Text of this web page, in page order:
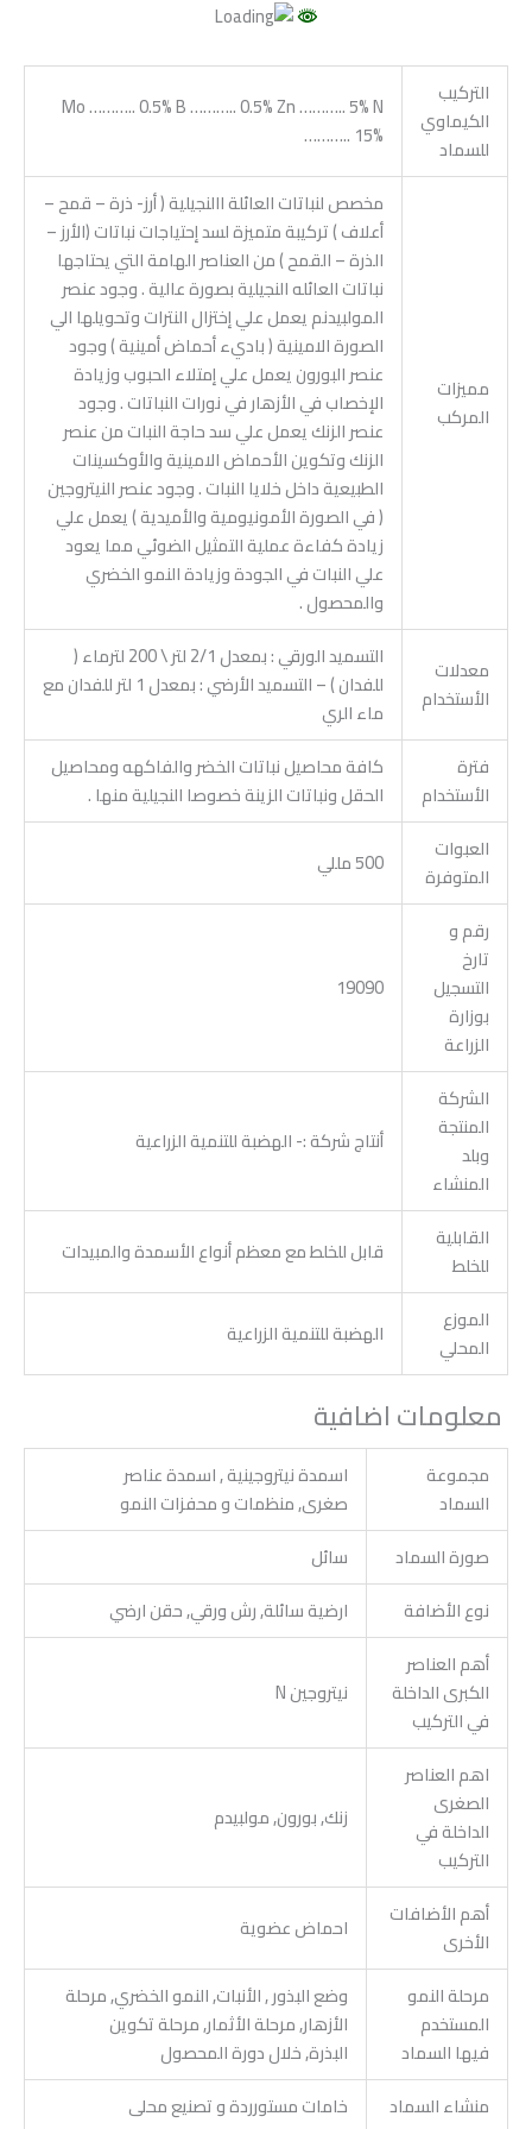
التركيب
الكيماوي
للسماد
Mo ……….. 0.5% B ……….. 0.5% Zn ……….. 5% N
……….. 15%
مميزات
المركب
مخصص لنباتات العائلة االنجيلية ( أرز- ذرة – قمح –
أعلاف ) تركيبة متميزة لسد إحتياجات نباتات (الأرز –
الذرة – القمح ) من العناصر الهامة التي يحتاجها
نباتات العائله النجيلية بصورة عالية . وجود عنصر
المولبيدنم يعمل علي إختزال النترات وتحويلها الي
الصورة الامينية ( باديء أحماض أمينية ) وجود
عنصر البورون يعمل علي إمتلاء الحبوب وزيادة
الإخصاب في الأزهار في نورات النباتات . وجود
عنصر الزنك يعمل علي سد حاجة النبات من عنصر
الزنك وتكوين الأحماض الامينية والأوكسينات
الطبيعية داخل خلايا النبات . وجود عنصر النيتروجين
( في الصورة الأمونيومية والأميدية ) يعمل علي
زيادة كفاءة عملية التمثيل الضوئي مما يعود
علي النبات في الجودة وزيادة النمو الخضري
والمحصول .
معدلات
الأستخدام
التسميد الورقي : بمعدل 2/1 لتر \ 200 لترماء (
للفدان ) – التسميد الأرضي : بمعدل 1 لتر للفدان مع
ماء الري
فترة
الأستخدام
كافة محاصيل نباتات الخضر والفاكهه ومحاصيل
الحقل ونباتات الزينة خصوصا النجيلية منها .
العبوات
المتوفرة
500 مللي
رقم و
تارخ
التسجيل
بوزارة
الزراعة
19090
الشركة
المنتجة
وبلد
المنشاء
أنتاج شركة :- الهضبة للتنمية الزراعية
القابلية
للخلط
قابل للخلط مع معظم أنواع الأسمدة والمبيدات
الموزع
المحلي
الهضبة للتنمية الزراعية
معلومات اضافية
مجموعة
السماد
اسمدة نيتروجينية , اسمدة عناصر
صغرى, منظمات و محفزات النمو
صورة السماد
سائل
نوع الأضافة
ارضية سائلة, رش ورقي, حقن ارضي
أهم العناصر
الكبرى الداخلة
في التركيب
نيتروجين N
اهم العناصر
الصغرى
الداخلة في
التركيب
زنك, بورون, مولبيدم
أهم الأضافات
الأخرى
احماض عضوية
مرحلة النمو
المستخدم
فيها السماد
وضع البذور , الأنبات, النمو الخضري, مرحلة
الأزهار, مرحلة الأثمار, مرحلة تكوين
البذرة, خلال دورة المحصول
منشاء السماد
خامات مستورردة و تصنيع محلى